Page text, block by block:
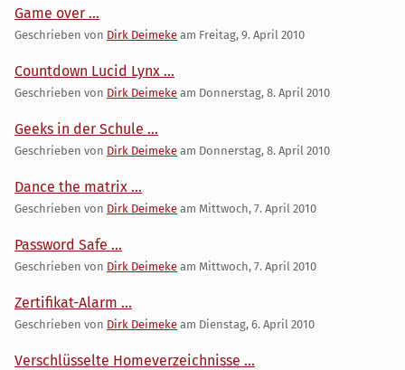
Game over ...
Geschrieben von Dirk Deimeke am Freitag, 9. April 2010
Countdown Lucid Lynx ...
Geschrieben von Dirk Deimeke am Donnerstag, 8. April 2010
Geeks in der Schule ...
Geschrieben von Dirk Deimeke am Donnerstag, 8. April 2010
Dance the matrix ...
Geschrieben von Dirk Deimeke am Mittwoch, 7. April 2010
Password Safe ...
Geschrieben von Dirk Deimeke am Mittwoch, 7. April 2010
Zertifikat-Alarm ...
Geschrieben von Dirk Deimeke am Dienstag, 6. April 2010
Verschlüsselte Homeverzeichnisse ...